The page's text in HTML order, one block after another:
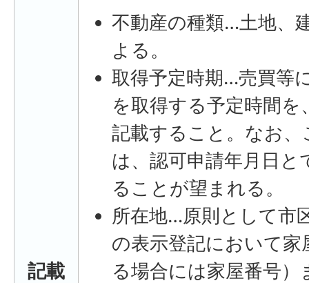
記載
不動産の種類…土地、
よる。
取得予定時期…売買等
を取得する予定時間
記載すること。なお
は、認可申請年月日
ることが望まれる。
所在地…原則として市
の表示登記において
る場合には家屋番号